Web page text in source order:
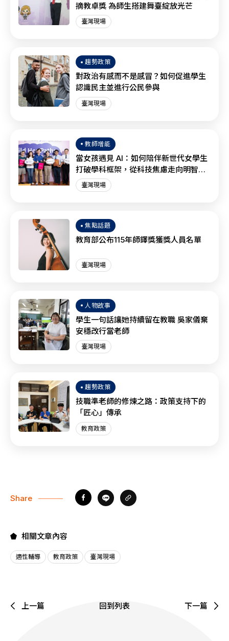
摘教卓獎 為師生搭建舞臺綻放光芒
臺灣現場
趨勢政策
對政治有感而不是感冒？如何促進學生
認識民主並進行公民參與
臺灣現場
教師增能
當女孩遇見 AI：如何陪伴新世代女學生
打破學科框架，從科技焦慮走向明智協
作？
臺灣現場
焦點話題
教育部公布115年師鐸獎獲獎人員名單
臺灣現場
人物故事
學生一句話讓她持續留在教職 吳家儀棄
安穩改行當老師
臺灣現場
趨勢政策
技職準老師的修煉之路：政策支持下的
「匠心」傳承
教育政策
Share
相關文章內容
適性輔導 教育政策 臺灣現場
上一篇 回到列表 下一篇